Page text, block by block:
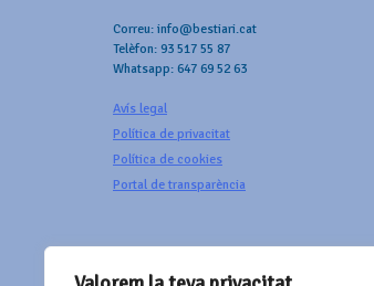
Correu: info@bestiari.cat
Telèfon: 93 517 55 87
Whatsapp: 647 69 52 63
Avís legal
Política de privacitat
Política de cookies
Portal de transparència